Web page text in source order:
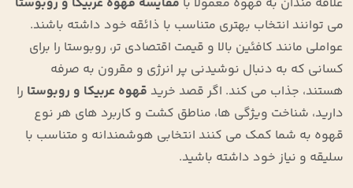
می ‌توانند انتخاب بهتری متناسب با ذائقه خود داشته باشند.
عواملی مانند کافئین بالا و قیمت اقتصادی ‌تر، روبوستا را برای
کسانی که به دنبال نوشیدنی پر انرژی و مقرون ‌به ‌صرفه
هستند، جذاب می ‌کند. اگر قصد خرید قهوه عربیکا و روبوستا را
دارید، شناخت ویژگی‌ ها، مناطق کشت و کاربرد های هر نوع
قهوه به شما کمک می ‌کنند انتخابی هوشمندانه و متناسب با
سلیقه و نیاز خود داشته باشید.